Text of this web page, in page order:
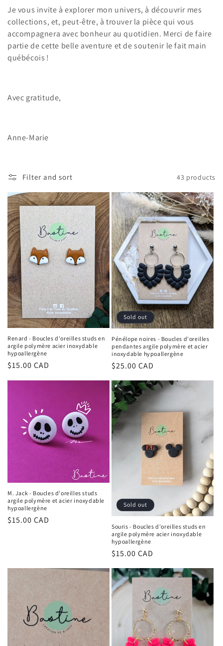
Je vous invite à explorer mon univers, à découvrir mes
collections, et, peut-être, à trouver la pièce qui vous
accompagnera avec bonheur au quotidien. Merci de faire
partie de cette belle aventure et de soutenir le fait main
québécois !
Avec gratitude,
Anne-Marie
Filter and sort 43 products
Renard - Boucles d'oreilles studs en
argile polymère acier inoxydable
hypoallergène
Regular
$15.00 CAD
Sold out
Pénélope noires - Boucles d'oreilles
pendantes argile polymère et acier
inoxydable hypoallergène
Regular
$25.00 CAD
M. Jack - Boucles d'oreilles studs
argile polymère et acier inoxydable
hypoallergène
Regular
$15.00 CAD
Sold out
Souris - Boucles d'oreilles studs en
argile polymère acier inoxydable
hypoallergène
Regular
$15.00 CAD